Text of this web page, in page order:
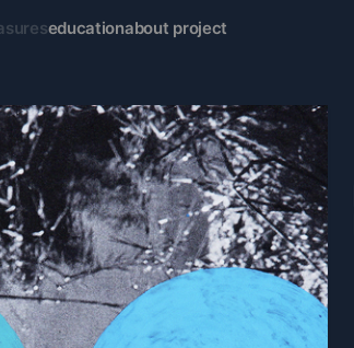
educationabout project